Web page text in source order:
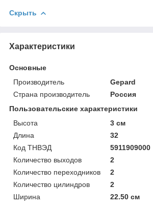
Скрыть
Характеристики
Основные
Производитель
Gepard
Страна производитель
Россия
Пользовательские характеристики
Высота
3 см
Длина
32
Код ТНВЭД
5911909000
Количество выходов
2
Количество переходников
2
Количество цилиндров
2
Ширина
22.50 см